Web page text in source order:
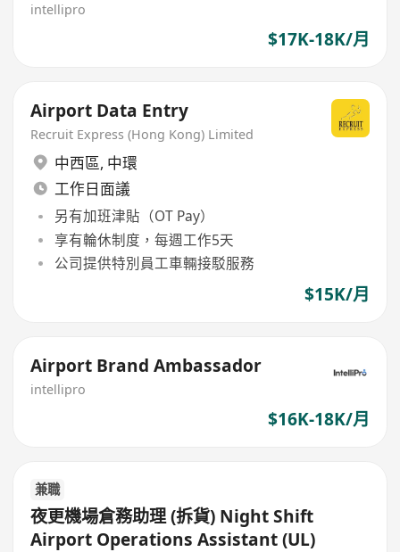
intellipro
$17K-18K/月
Airport Data Entry
Recruit Express (Hong Kong) Limited
中西區, 中環
工作日面議
另有加班津貼（OT Pay）
享有輪休制度，每週工作5天
公司提供特別員工車輛接駁服務
$15K/月
Airport Brand Ambassador
intellipro
$16K-18K/月
兼職
夜更機場倉務助理 (拆貨) Night Shift
Airport Operations Assistant (UL)